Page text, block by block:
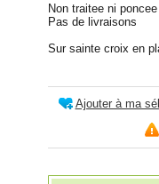
Non traitee ni poncee
Pas de livraisons
Sur sainte croix en
Ajouter à ma